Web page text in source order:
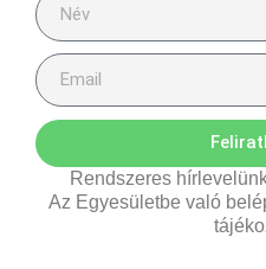
Rendszeres
Az Egyesületbe való